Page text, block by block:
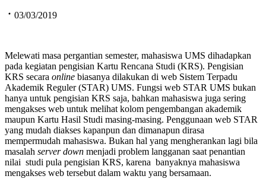
03/03/2019
Melewati masa pergantian semester, mahasiswa UMS dihadapkan
pada kegiatan pengisian Kartu Rencana Studi (KRS). Pengisian
KRS secara online biasanya dilakukan di web Sistem Terpadu
Akademik Reguler (STAR) UMS. Fungsi web STAR UMS bukan
hanya untuk pengisian KRS saja, bahkan mahasiswa juga sering
mengakses web untuk melihat kolom pengembangan akademik
maupun Kartu Hasil Studi masing-masing. Penggunaan web STAR
yang mudah diakses kapanpun dan dimanapun dirasa
mempermudah mahasiswa. Bukan hal yang mengherankan lagi bila
masalah server down menjadi problem langganan saat penantian
nilai studi pula pengisian KRS, karena banyaknya mahasiswa
mengakses web tersebut dalam waktu yang bersamaan.